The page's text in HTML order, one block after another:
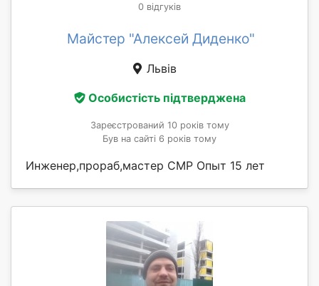
0 відгуків
Майстер "Алексей Диденко"
Львів
Особистість підтверджена
Зареєстрований 10 років тому
Був на сайті 6 років тому
Инженер,прораб,мастер СМР Опыт 15 лет